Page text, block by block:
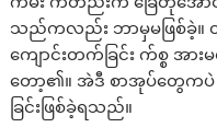
သည်ကလည်း ဘာမှမဖြစ်ခဲ့။
ကျောင်းတက်ခြင်း က်စ္စ အ
တော့၏။ အဲဒီ စာအုပ်တွေကပဲ
ခြင်းဖြစ်ခဲ့ရသည်။